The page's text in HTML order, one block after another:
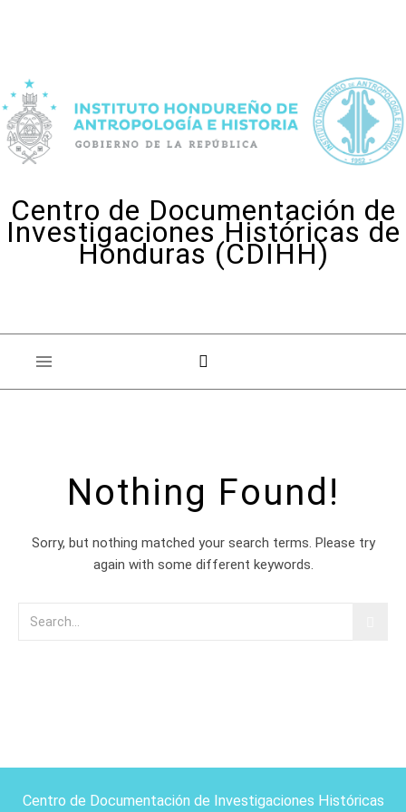
Centro de Documentación de
Investigaciones Históricas de
Honduras (CDIHH)
Nothing Found!
Sorry, but nothing matched your search terms. Please try
again with some different keywords.
Centro de Documentación de Investigaciones Históricas